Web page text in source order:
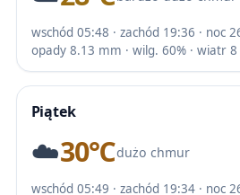
wschód 05:48 · zachód 19:36 · noc
opady 8.13 mm · wilg. 60% · wiatr
Piątek
☁️30℃dużo chmur
wschód 05:49 · zachód 19:34 · noc